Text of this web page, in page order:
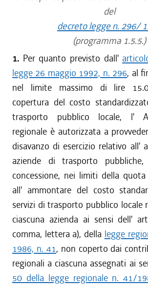
del
decreto legge n. 296/
(programma 1.5.5.)
1. Per quanto previsto dall'
legge 26 maggio 1992, n. 296, al
nel limite massimo di lire
copertura del costo
trasporto pubblico locale, l'
regionale è autorizzata a
disavanzo di esercizio relativo all'
aziende di trasporto
concessione, nei limiti della
all' ammontare del costo
servizi di trasporto pubblico locale
ciascuna azienda ai sensi dell'
comma, lettera a), della legge
1986, n. 41, non coperto dai
regionali a ciascuna assegnati ai
50 della legge regionale n. 41/